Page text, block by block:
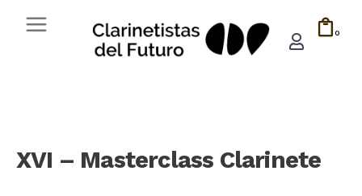
0
XVI – Masterclass Clarinete